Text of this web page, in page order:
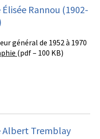
Élisée Rannou (1902-
général de 1952 à 1970
(pdf – 100 KB)
Albert Tremblay